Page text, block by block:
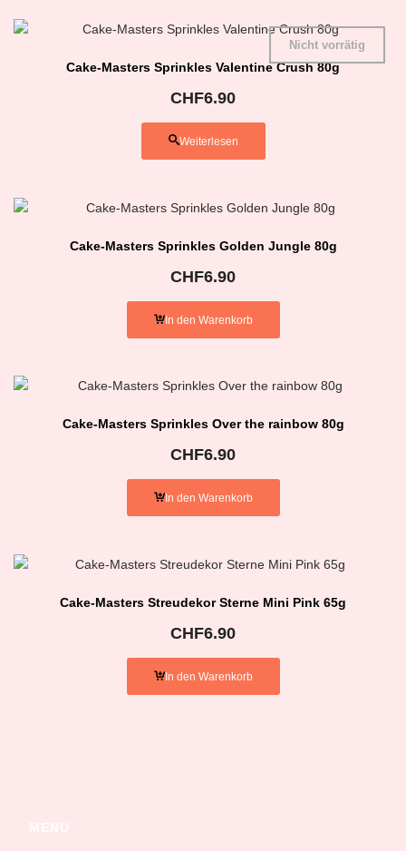
Cake-Masters Sprinkles Valentine Crush 80g
Nicht vorrätig
CHF6.90
Weiterlesen
Cake-Masters Sprinkles Golden Jungle 80g
CHF6.90
In den Warenkorb
Cake-Masters Sprinkles Over the rainbow 80g
CHF6.90
In den Warenkorb
Cake-Masters Streudekor Sterne Mini Pink 65g
CHF6.90
In den Warenkorb